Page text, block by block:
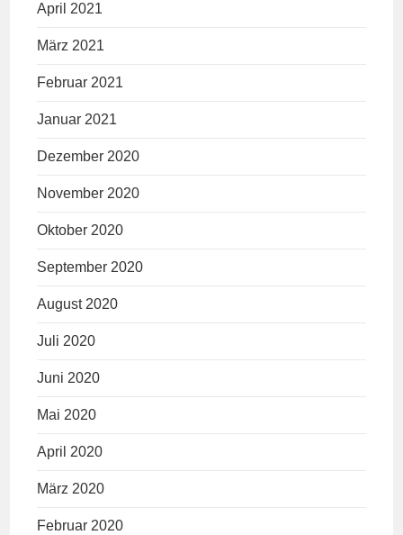
April 2021
März 2021
Februar 2021
Januar 2021
Dezember 2020
November 2020
Oktober 2020
September 2020
August 2020
Juli 2020
Juni 2020
Mai 2020
April 2020
März 2020
Februar 2020